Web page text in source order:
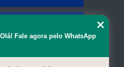
Olá! Fale agora pelo WhatsApp